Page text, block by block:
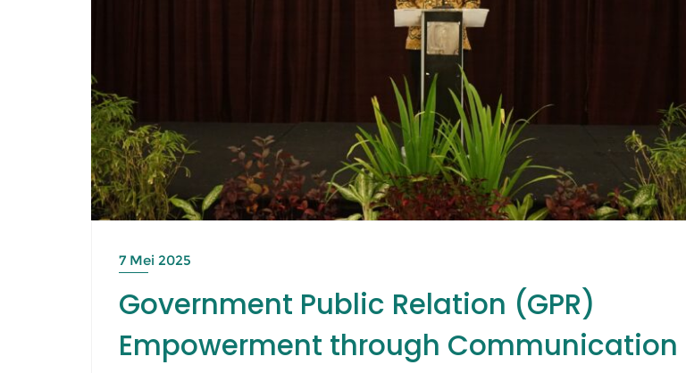
7 Mei 2025
Government Public Relation (GPR)
Empowerment through Communication